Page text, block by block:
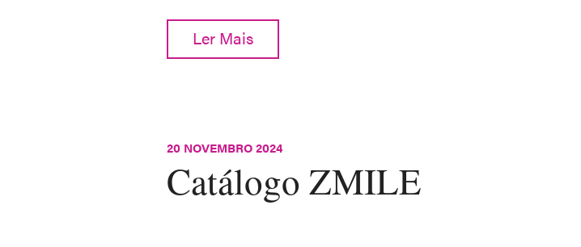
Ler Mais
20 NOVEMBRO 2024
Catálogo ZMILE